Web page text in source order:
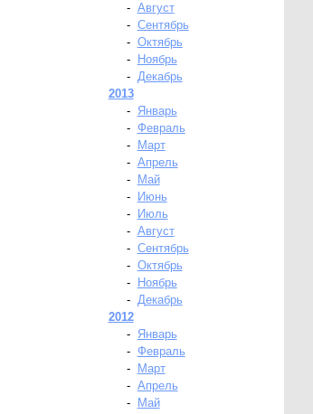
- Август
- Сентябрь
- Октябрь
-
Ноябрь
- Декабрь
2013
-
Январь
- Февраль
-
Март
- Апрель
-
Май
-
Июнь
-
Июль
- Август
- Сентябрь
- Октябрь
-
Ноябрь
- Декабрь
2012
-
Январь
- Февраль
-
Март
- Апрель
-
Май